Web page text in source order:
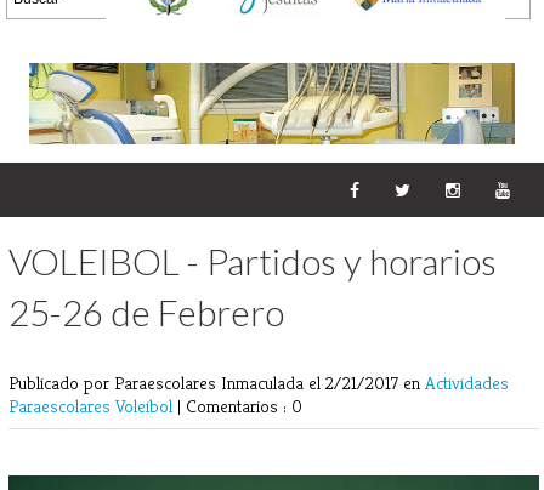
VOLEIBOL - Partidos y horarios
25-26 de Febrero
Publicado por Paraescolares Inmaculada el 2/21/2017 en Actividades
Paraescolares Voleibol | Comentarios : 0